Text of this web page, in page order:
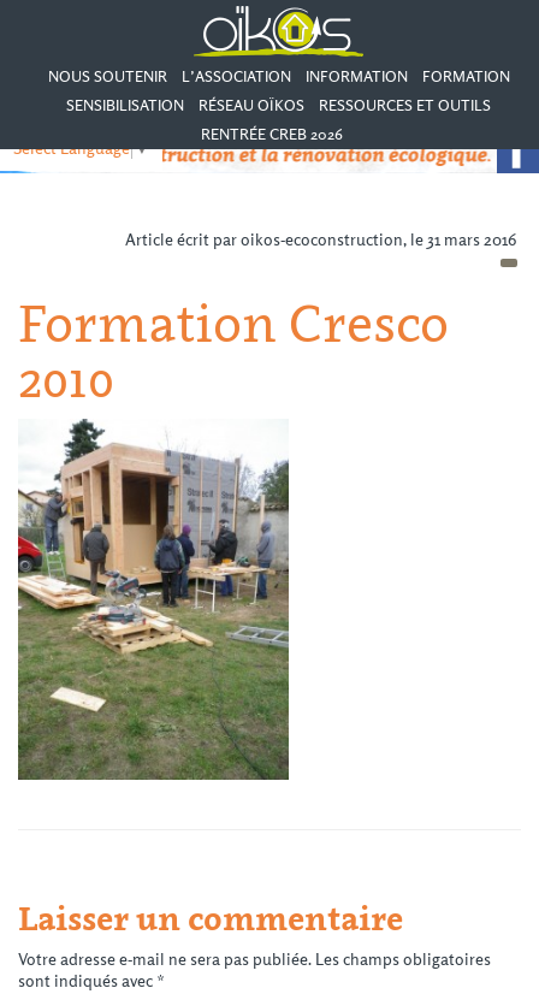
NOUS SOUTENIR L’ASSOCIATION INFORMATION
FORMATION
SENSIBILISATION
RÉSEAU OÏKOS
RESSOURCES ET OUTILS
RENTRÉE CREB 2026
Select Language▼
Article écrit par oikos-ecoconstruction, le 31 mars 2016
Formation Cresco
2010
Laisser un commentaire
Votre adresse e-mail ne sera pas publiée. Les champs obligatoires
sont indiqués avec *